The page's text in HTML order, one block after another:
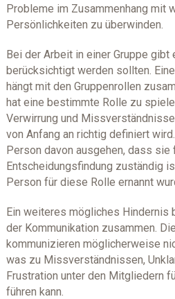
Probleme im Zusammenhang mit
Persönlichkeiten zu überwinden.
Bei der Arbeit in einer Gruppe
berücksichtigt werden sollten.
hängt mit den Gruppenrollen
hat eine bestimmte Rolle zu
Verwirrung und
von Anfang an richtig definiert
Person davon ausgehen, dass sie
Entscheidungsfindung zuständig
Person für diese Rolle ernannt
Ein weiteres mögliches Hindernis
der Kommunikation zusammen.
kommunizieren möglicherweise
was zu Missverständnissen,
Frustration unter den Mitgliedern
führen kann.